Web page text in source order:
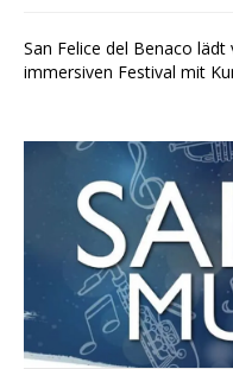
San Felice del Benaco
immersiven Festival mit